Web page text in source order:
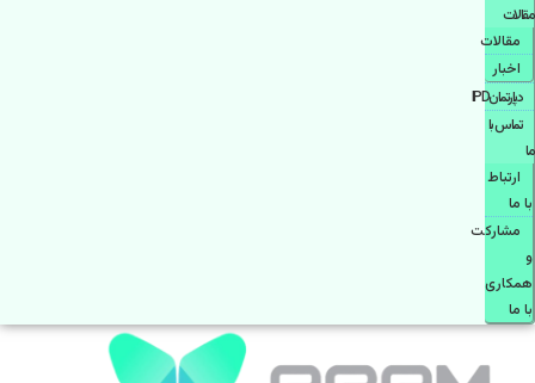
مقالات
مقالات
اخبار
دپارتمانIPD
تماس با
ما
ارتباط
با ما
مشاركت
و
همكاری
با ما